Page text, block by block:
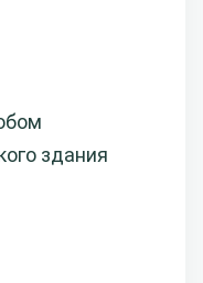
здания